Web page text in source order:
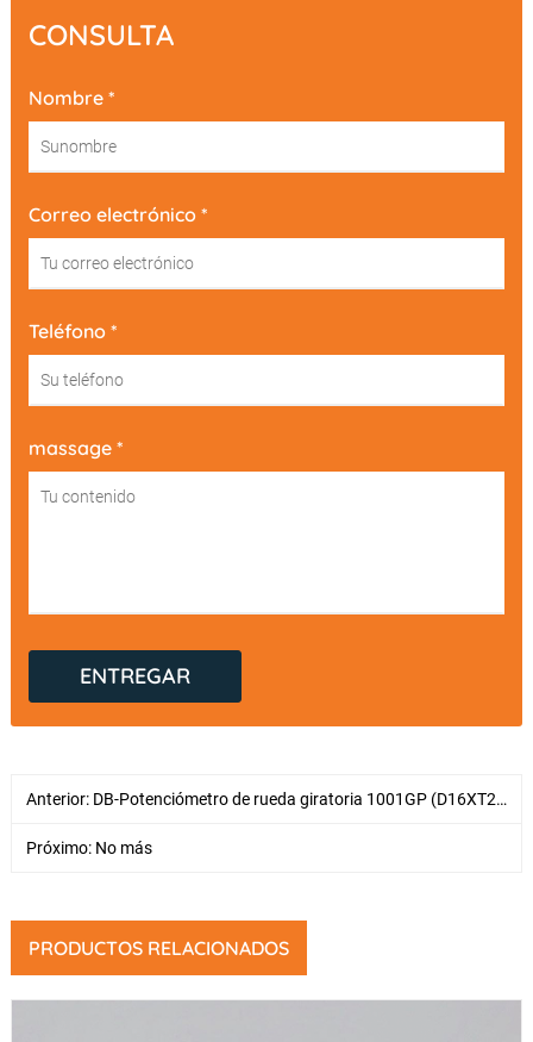
CONSULTA
Nombre *
Correo electrónico *
Teléfono *
massage *
Anterior: DB-Potenciómetro de rueda giratoria 1001GP (D16XT2.0))
Próximo: No más
PRODUCTOS RELACIONADOS